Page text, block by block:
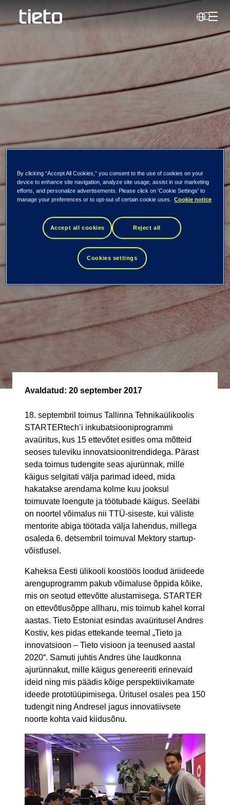
Otsi
STARTERtech
Tallinna
Tehnikaülikoolis
Avaldatud: 20 september 2017
18. septembril toimus Tallinna Tehnikaülikoolis
STARTERtech’i inkubatsiooniprogrammi
avaüritus, kus 15 ettevõtet esitles oma mõtteid
seoses tuleviku innovatsioonitrendidega. Pärast
seda toimus tudengite seas ajurünnak, mille
käigus selgitati välja parimad ideed, mida
hakatakse arendama kolme kuu jooksul
toimuvate loengute ja töötubade käigus. Seeläbi
on noortel võimalus nii TTÜ-siseste, kui väliste
mentorite abiga töötada välja lahendus, millega
osaleda 6. detsembril toimuval Mektory startup-
võistlusel.
Kaheksa Eesti ülikooli koostöös loodud äriideede
arenguprogramm pakub võimaluse õppida kõike,
mis on seotud ettevõtte alustamisega. STARTER
on ettevõtlusõppe allharu, mis toimub kahel korral
aastas. Tieto Estoniat esindas avaüritusel Andres
Kostiv, kes pidas ettekande teemal „Tieto ja
innovatsioon – Tieto visioon ja teenused aastal
2020“. Samuti juhtis Andres ühe laudkonna
ajurünnakut, mille käigus genereeriti erinevaid
ideid ning mis päädis kõige perspektiivikamate
ideede prototüüpimisega. Üritusel osales pea 150
tudengit ning Andresel jagus innovatiivsete
noorte kohta vaid kiidusõnu.
By clicking “Accept All Cookies,” you consent to the use of cookies on your
device to enhance site navigation, analyze site usage, assist in our marketing
efforts, and personalize advertisements. Please click on 'Cookie Settings' to
manage your preferences or to opt-out of certain cookie uses. Cookie notice
Accept all cookies Reject all
Cookies settings